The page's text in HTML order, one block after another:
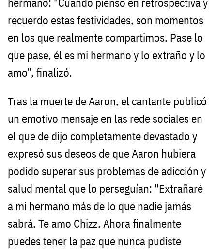
recuerdo estas festividades, son momentos
en los que realmente compartimos. Pase lo
que pase, él es mi hermano y lo extraño y lo
amo”, finalizó.
Tras la muerte de Aaron, el cantante publicó
un emotivo mensaje en las rede sociales en
el que de dijo completamente devastado y
expresó sus deseos de que Aaron hubiera
podido superar sus problemas de adicción y
salud mental que lo perseguían: "Extrañaré
a mi hermano más de lo que nadie jamás
sabrá. Te amo Chizz. Ahora finalmente
puedes tener la paz que nunca pudiste